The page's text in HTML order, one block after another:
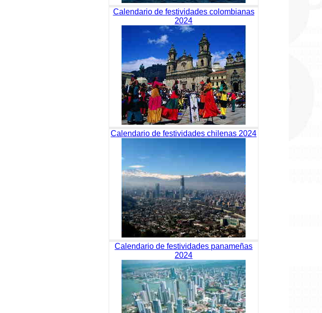
Calendario de festividades colombianas
2024
Calendario de festividades chilenas 2024
Calendario de festividades panameñas
2024